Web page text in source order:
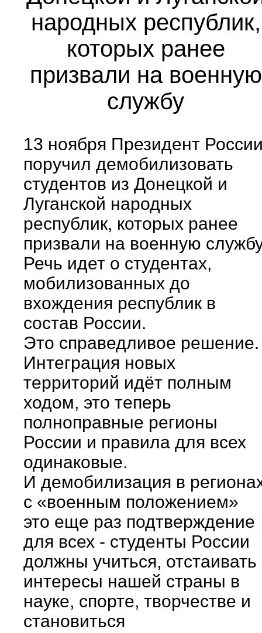
народных республик,
которых ранее
призвали на военную
службу
13 ноября Президент
поручил демобилизовать
студентов из Донецкой и
Луганской народных
республик, которых ранее
призвали на военную
Речь идет о студентах,
мобилизованных до
вхождения республик в
состав России.
Это справедливое решение.
Интеграция новых
территорий идёт полным
ходом, это теперь
полноправные регионы
России и правила для всех
одинаковые.
И демобилизация в
с «военным положением»
это еще раз подтверждение
для всех - студенты России
должны учиться, отстаивать
интересы нашей страны в
науке, спорте, творчестве и
становиться